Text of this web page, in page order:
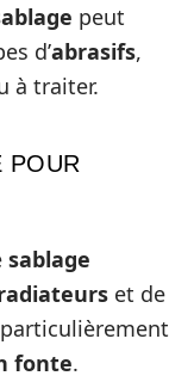
peut
d’abrasifs,
à traiter.
POUR
sablage
et de
fonte.